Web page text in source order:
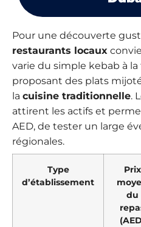
Pour une découverte
restaurants locaux
varie du simple kebab à
proposant des plats
la cuisine traditionnelle.
attirent les actifs et
AED, de tester un large
régionales.
Type
d’établissement
Prix
du